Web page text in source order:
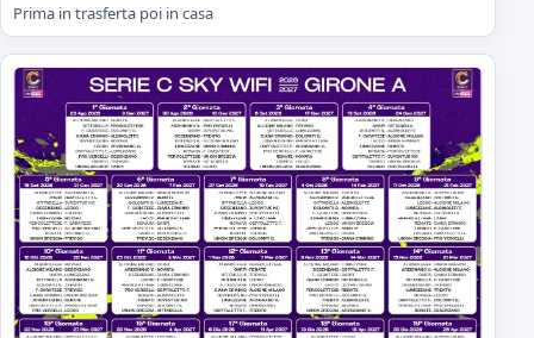
Prima in trasferta poi in casa